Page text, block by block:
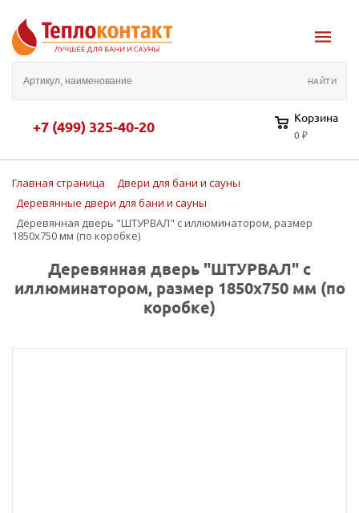
+7 (499) 325-40-20 Корзина
0 ₽
Главная страница
Двери для бани и сауны
Деревянные двери для бани и сауны
Деревянная дверь "ШТУРВАЛ" c иллюминатором, размер
1850х750 мм (по коробке)
Деревянная дверь "ШТУРВАЛ" c
иллюминатором, размер 1850х750 мм (по
коробке)